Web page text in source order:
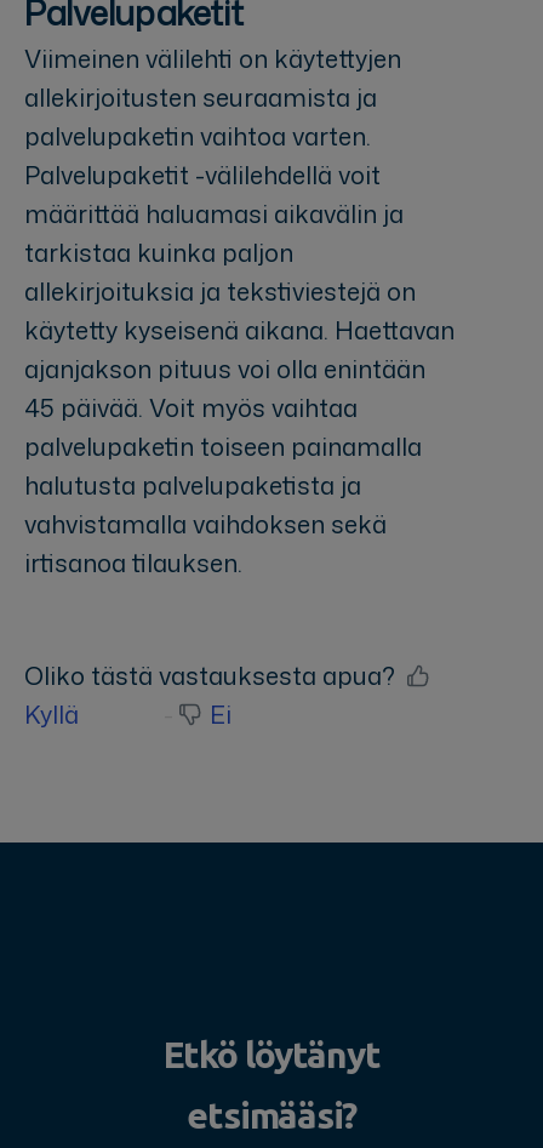
Palvelupaketit
Viimeinen välilehti on käytettyjen
allekirjoitusten seuraamista ja
palvelupaketin vaihtoa varten.
Palvelupaketit -välilehdellä voit
määrittää haluamasi aikavälin ja
tarkistaa kuinka paljon
allekirjoituksia ja tekstiviestejä on
käytetty kyseisenä aikana. Haettavan
ajanjakson pituus voi olla enintään
45 päivää. Voit myös vaihtaa
palvelupaketin toiseen painamalla
halutusta palvelupaketista ja
vahvistamalla vaihdoksen sekä
irtisanoa tilauksen.
Oliko tästä vastauksesta apua?
Kyllä
Ei
Etkö löytänyt
etsimääsi?